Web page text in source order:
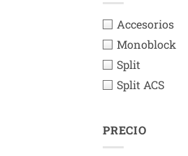
Accesorios
Monoblock
Split
Split ACS
PRECIO